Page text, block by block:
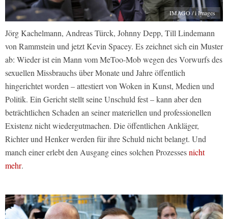
IMAGO / i Images
Jörg Kachelmann, Andreas Türck, Johnny Depp, Till Lindemann
von Rammstein und jetzt Kevin Spacey. Es zeichnet sich ein Muster
ab: Wieder ist ein Mann vom MeToo-Mob wegen des Vorwurfs des
sexuellen Missbrauchs über Monate und Jahre öffentlich
hingerichtet worden – attestiert von Woken in Kunst, Medien und
Politik. Ein Gericht stellt seine Unschuld fest – kann aber den
beträchtlichen Schaden an seiner materiellen und professionellen
Existenz nicht wiedergutmachen. Die öffentlichen Ankläger,
Richter und Henker werden für ihre Schuld nicht belangt. Und
manch einer erlebt den Ausgang eines solchen Prozessesnicht
mehr.